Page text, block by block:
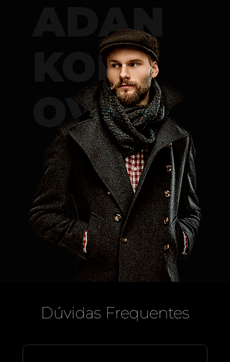
ADAN
KORT
OV
Dúvidas Frequentes